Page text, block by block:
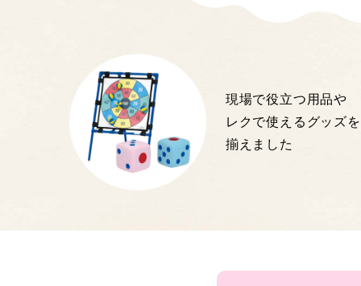
現場で役立つ用品や
レクで使えるグッズを
揃えました